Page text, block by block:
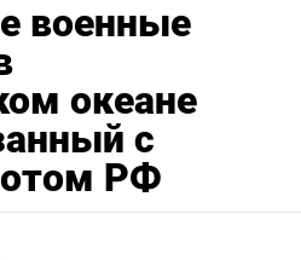
военные
океане
с
РФ